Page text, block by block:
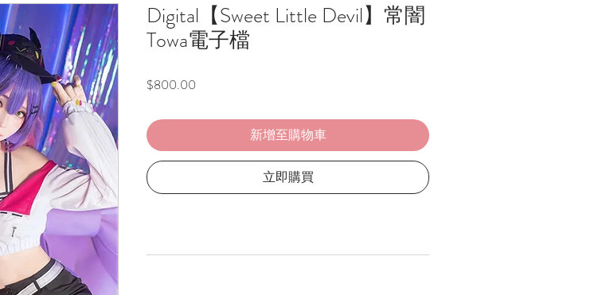
Digital【Sweet Little Devil】常闇
Towa電子檔
$800.00
新增至購物車
立即購買